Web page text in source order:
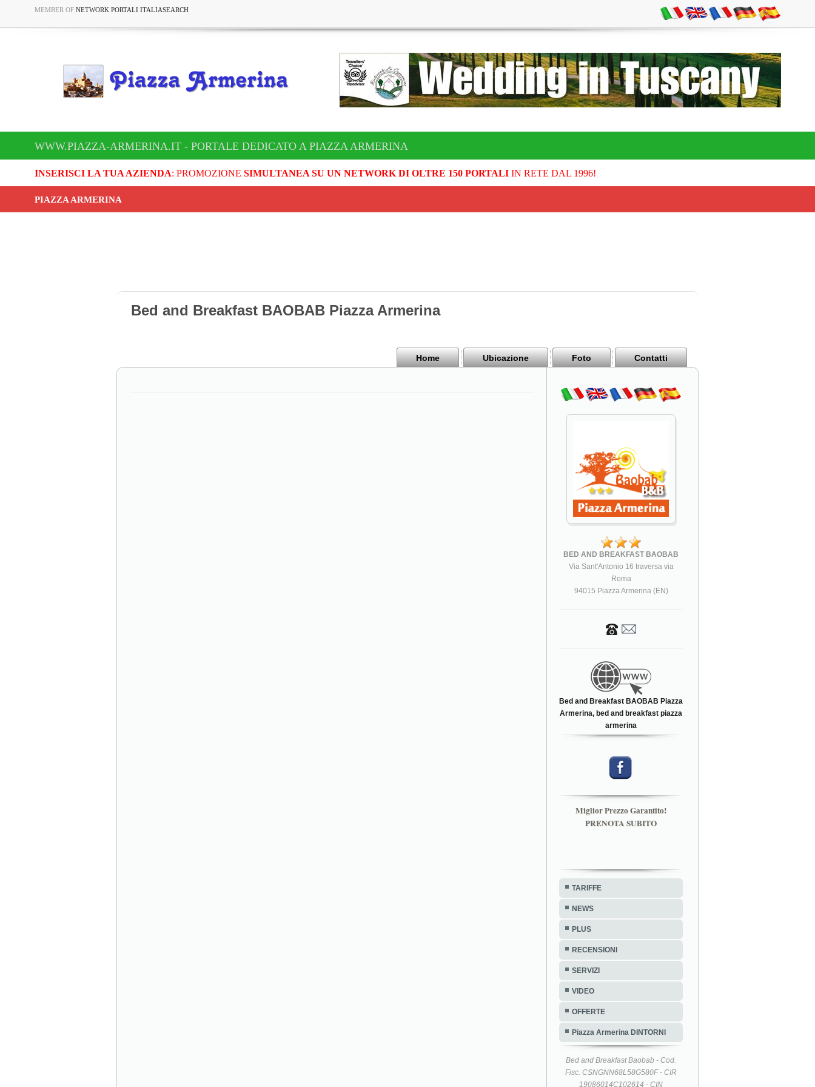
MEMBER OF NETWORK PORTALI ITALIASEARCH
WWW.PIAZZA-ARMERINA.IT - PORTALE DEDICATO A PIAZZA ARMERINA
INSERISCI LA TUA AZIENDA: PROMOZIONE SIMULTANEA SU UN NETWORK DI OLTRE 150 PORTALIIN RETE DAL 1996!
PIAZZA ARMERINA
Bed and Breakfast BAOBAB Piazza Armerina
Home Ubicazione Foto Contatti
BED AND BREAKFAST BAOBAB
Via Sant'Antonio 16 traversa via
Roma
94015 Piazza Armerina (EN)
Bed and Breakfast BAOBAB Piazza
Armerina, bed and breakfast piazza
armerina
Miglior Prezzo Garantito!
PRENOTA SUBITO
TARIFFE
NEWS
PLUS
RECENSIONI
SERVIZI
VIDEO
OFFERTE
Piazza Armerina DINTORNI
Bed and Breakfast Baobab - Cod.
Fisc. CSNGNN68L58G580F - CIR
19086014C102614 - CIN